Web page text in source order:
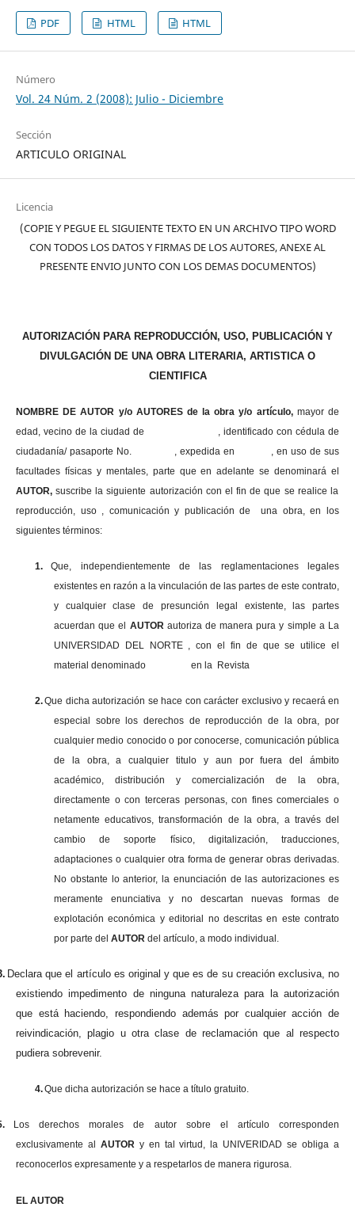
PDF HTML HTML
Número
Vol. 24 Núm. 2 (2008): Julio - Diciembre
Sección
ARTICULO ORIGINAL
Licencia
(COPIE Y PEGUE EL SIGUIENTE TEXTO EN UN ARCHIVO TIPO WORD
CON TODOS LOS DATOS Y FIRMAS DE LOS AUTORES, ANEXE AL
PRESENTE ENVIO JUNTO CON LOS DEMAS DOCUMENTOS)
AUTORIZACIÓN PARA REPRODUCCIÓN, USO, PUBLICACIÓN Y
DIVULGACIÓN DE UNA OBRA LITERARIA, ARTISTICA O
CIENTIFICA
NOMBRE DE AUTOR y/o AUTORES de la obra y/o artículo, mayor de
edad, vecino de la ciudad de , identificado con cédula de
ciudadanía/ pasaporte No. , expedida en , en uso de sus
facultades físicas y mentales, parte que en adelante se denominará el
AUTOR,suscribe la siguiente autorización con el fin de que se realice la
reproducción, uso , comunicación y publicación de una obra, en los
siguientes términos:
1.
Que, independientemente de las reglamentaciones legales
existentes en razón a la vinculación de las partes de este contrato,
y cualquier clase de presunción legal existente, las partes
acuerdan que el AUTOR autoriza de manera pura y simple a La
UNIVERSIDAD DEL NORTE , con el fin de que se utilice el
material denominado en la Revista
2.Que dicha autorización se hace con carácter exclusivo y recaerá en
especial sobre los derechos de reproducción de la obra, por
cualquier medio conocido o por conocerse, comunicación pública
de la obra, a cualquier titulo y aun por fuera del ámbito
académico, distribución y comercialización de la obra,
directamente o con terceras personas, con fines comerciales o
netamente educativos, transformación de la obra, a través del
cambio de soporte físico, digitalización, traducciones,
adaptaciones o cualquier otra forma de generar obras derivadas.
No obstante lo anterior, la enunciación de las autorizaciones es
meramente enunciativa y no descartan nuevas formas de
explotación económica y editorial no descritas en este contrato
por parte del AUTORdel artículo, a modo individual.
Declara que el artículo es original y que es de su creación exclusiva, no
existiendo impedimento de ninguna naturaleza para la autorización
que está haciendo, respondiendo además por cualquier acción de
reivindicación, plagio u otra clase de reclamación que al respecto
pudiera sobrevenir.
4.Que dicha autorización se hace a título gratuito.
Los derechos morales de autor sobre el artículo corresponden
exclusivamente al AUTOR y en tal virtud, la UNIVERIDAD se obliga a
reconocerlos expresamente y a respetarlos de manera rigurosa.
EL AUTOR